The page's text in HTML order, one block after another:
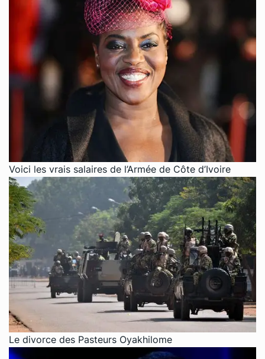
Voici les vrais salaires de l’Armée de Côte d’Ivoire
Le divorce des Pasteurs Oyakhilome